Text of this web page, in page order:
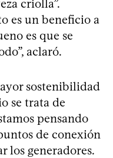
criolla”.
es un beneficio a
es que se
aclaró.
sostenibilidad
se trata de
pensando
de conexión
los generadores.